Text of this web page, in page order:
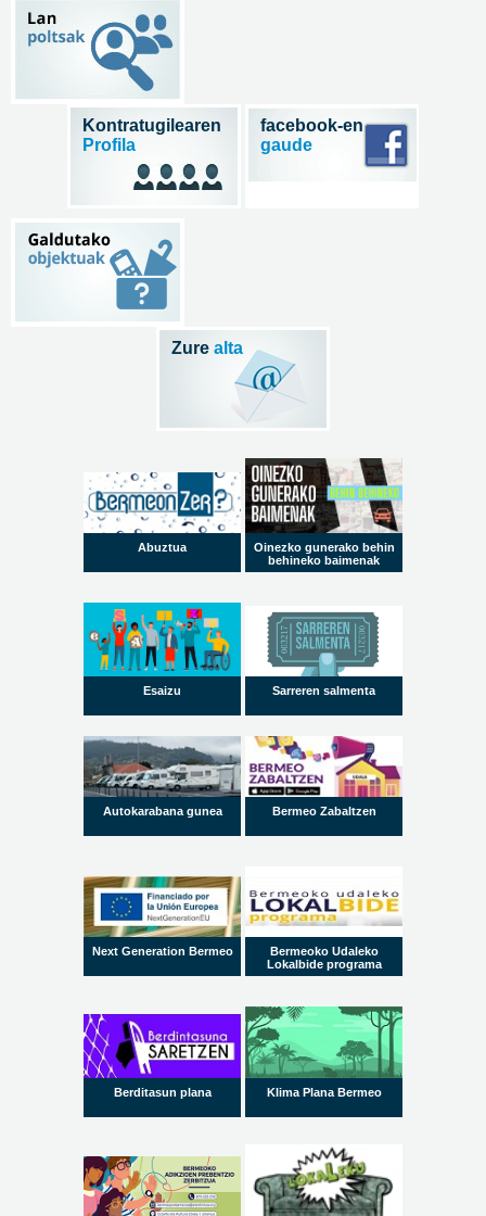
Abuztua
Oinezko gunerako behin
behineko baimenak
Esaizu Sarreren salmenta
Autokarabana gunea Bermeo Zabaltzen
Next Generation Bermeo
Bermeoko Udaleko
Lokalbide programa
Berditasun plana Klima Plana Bermeo
Kontratugilearen
Profila
facebook-en
gaude
Zure alta